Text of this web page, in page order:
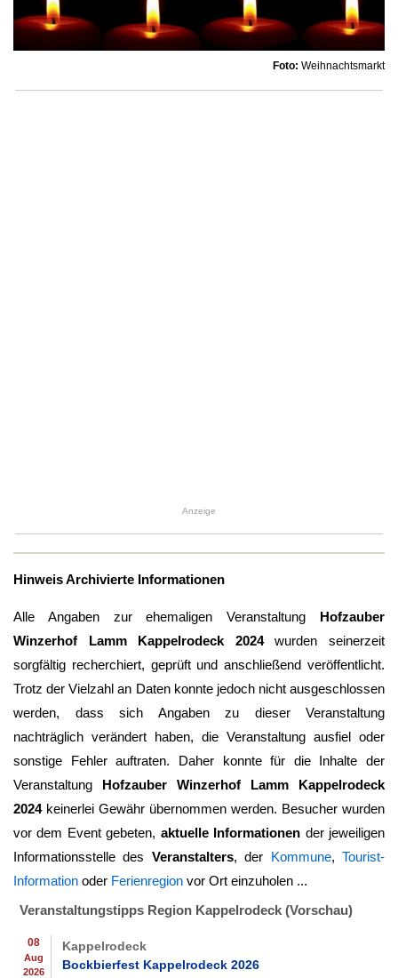
Foto: Weihnachtsmarkt
Anzeige
Hinweis Archivierte Informationen
Alle Angaben zur ehemaligen Veranstaltung Hofzauber
Winzerhof Lamm Kappelrodeck 2024wurden seinerzeit
sorgfältig recherchiert, geprüft und anschließend veröffentlicht.
Trotz der Vielzahl an Daten konnte jedoch nicht ausgeschlossen
werden, dass sich Angaben zu dieser Veranstaltung
nachträglich verändert haben, die Veranstaltung ausfiel oder
sonstige Fehler auftraten. Daher konnte für die Inhalte der
Veranstaltung Hofzauber Winzerhof Lamm Kappelrodeck
2024keinerlei Gewähr übernommen werden. Besucher wurden
vor dem Event gebeten, aktuelle Informationen der jeweiligen
Informationsstelle des Veranstalters, der Kommune,Tourist-
Information oder Ferienregion vor Ort einzuholen ...
Veranstaltungstipps Region Kappelrodeck (Vorschau)
08
Aug
2026
Kappelrodeck
Bockbierfest Kappelrodeck 2026